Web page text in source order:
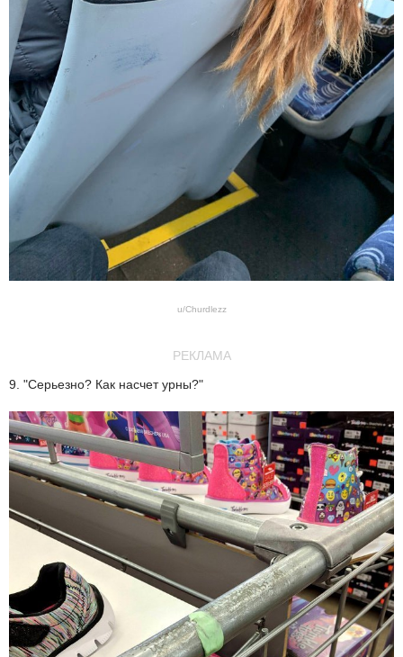
u/Churdlezz
РЕКЛАМА
9. "Серьезно? Как насчет урны?"